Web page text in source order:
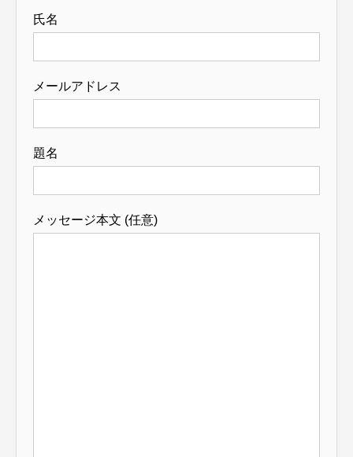
氏名
メールアドレス
題名
メッセージ本文 (任意)